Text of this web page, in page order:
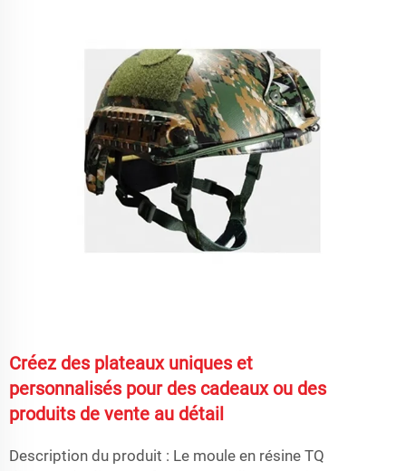
Créez des plateaux uniques et
personnalisés pour des cadeaux ou des
produits de vente au détail
Description du produit : Le moule en résine TQ